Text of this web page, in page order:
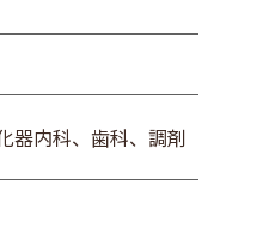
器内科、歯科、調剤